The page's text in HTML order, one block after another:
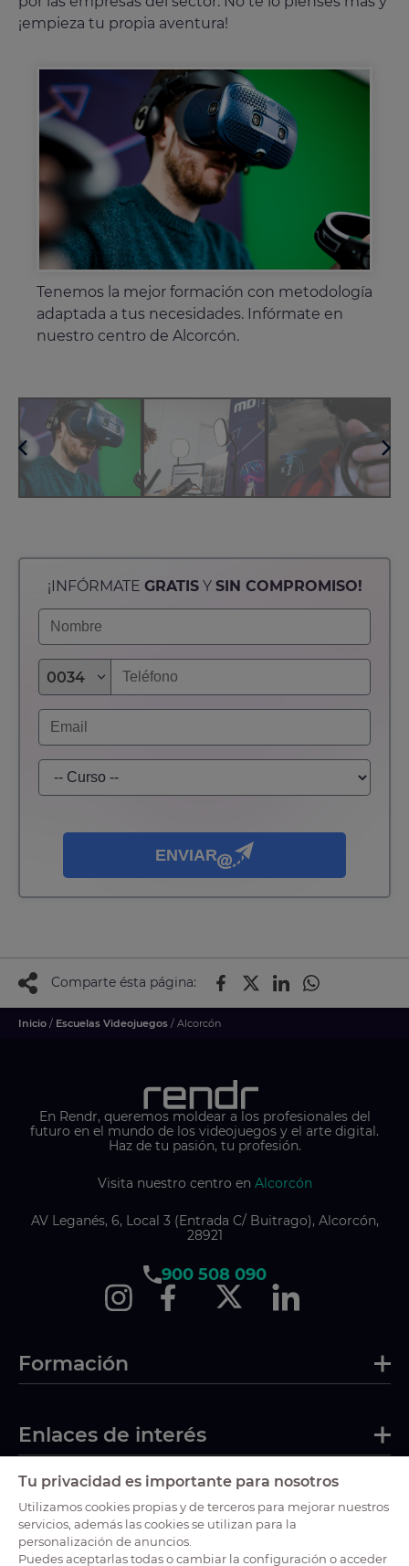
¡empieza tu propia aventura!
Elige tu curso profesional en Alcorcón e
impulsa tu talento con la Escuela Rendr
MasterD.
Tenemos la mejor formación con metodología
adaptada a tus necesidades. Infórmate en
nuestro centro de Alcorcón.
Conoce la Escuela de Videojuegos Rendr en
Alcorcón y especialízate en el sector de los
videojuegos. ¡Sector en auge!
Estudia Unity 3D con el curso especializado
de la Escuela Rendr de MasterD.
¡INFÓRMATE GRATISY SIN COMPROMISO!
0034
ENVIAR
Comparte ésta página:
Inicio / Escuelas Videojuegos / Alcorcón
En Rendr, queremos moldear a los profesionales del
futuro en el mundo de los videojuegos y el arte digital.
Haz de tu pasión, tu profesión.
Visita nuestro centro en Alcorcón
AV Leganés, 6, Local 3 (Entrada C/ Buitrago), Alcorcón,
28921
900 508 090
Formación
Enlaces de interés
Certificaciones
Tu privacidad es importante para nosotros
Utilizamos cookies propias y de terceros para mejorar nuestros
servicios, además las cookies se utilizan para la
personalización de anuncios.
Puedes aceptarlas todas o cambiar la configuración o acceder